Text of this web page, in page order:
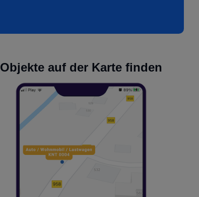
Objekte auf der Karte finden